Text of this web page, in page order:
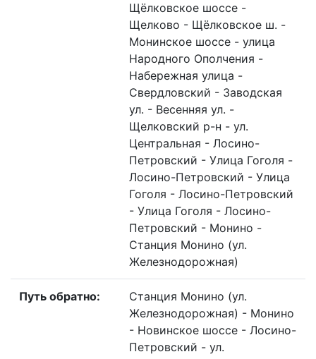
Щёлковское шоссе -
Щелково - Щёлковское ш. -
Монинское шоссе - улица
Народного Ополчения -
Набережная улица -
Свердловский - Заводская
ул. - Весенняя ул. -
Щелковский р-н - ул.
Центральная - Лосино-
Петровский - Улица Гоголя -
Лосино-Петровский - Улица
Гоголя - Лосино-Петровский
- Улица Гоголя - Лосино-
Петровский - Монино -
Станция Монино (ул.
Железнодорожная)
Путь обратно:
Станция Монино (ул.
Железнодорожная) - Монино
- Новинское шоссе - Лосино-
Петровский - ул.